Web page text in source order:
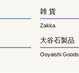
雑 貨
Zakka
大谷石製品
Ooyaishi Goods